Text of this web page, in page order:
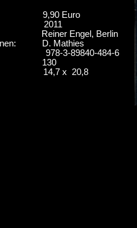
Euro
2011
Engel, Berlin
D. Mathies
3-89840-484-6
130
14,7 x 20,8